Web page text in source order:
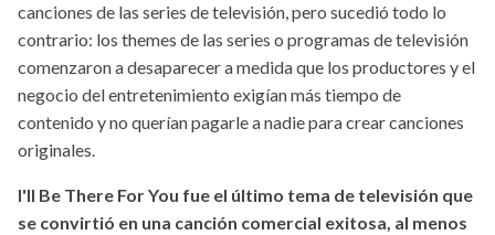
canciones de las series de televisión, pero sucedió todo lo
contrario: los themes de las series o programas de televisión
comenzaron a desaparecer a medida que los productores y el
negocio del entretenimiento exigían más tiempo de
contenido y no querían pagarle a nadie para crear canciones
originales.
I'll Be There For You fue el último tema de televisión que
se convirtió en una canción comercial exitosa, al menos